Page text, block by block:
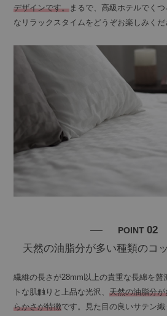
デザインです。 まるで、高級ホテルでく
なリラックスタイムをどうぞお楽しみくだ
POINT 02
天然の油脂分が多い種類のコ
繊維の長さが28mm以上の貴重な長綿を贅
トな肌触りと上品な光沢、天然の油脂分
らかさが特徴です。見た目の良いサテン